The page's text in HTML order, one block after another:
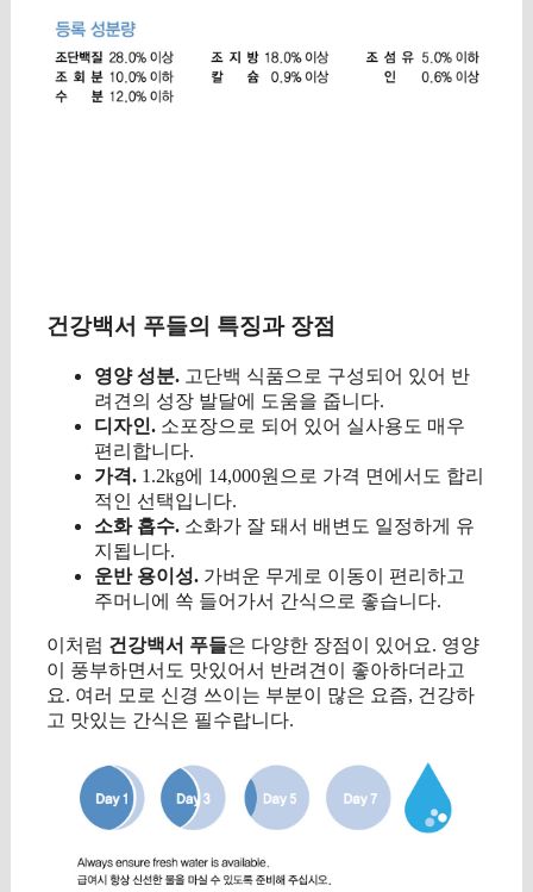
건강백서 푸들의 특징과 장점
영양 성분. 고단백 식품으로 구성되어 있어 반
려견의 성장 발달에 도움을 줍니다.
디자인. 소포장으로 되어 있어 실사용도 매우
편리합니다.
가격. 1.2kg에 14,000원으로 가격 면에서도 합리
적인 선택입니다.
소화 흡수. 소화가 잘 돼서 배변도 일정하게 유
지됩니다.
운반 용이성. 가벼운 무게로 이동이 편리하고
주머니에 쏙 들어가서 간식으로 좋습니다.
이처럼 건강백서 푸들은 다양한 장점이 있어요. 영양
이 풍부하면서도 맛있어서 반려견이 좋아하더라고
요. 여러 모로 신경 쓰이는 부분이 많은 요즘, 건강하
고 맛있는 간식은 필수랍니다.